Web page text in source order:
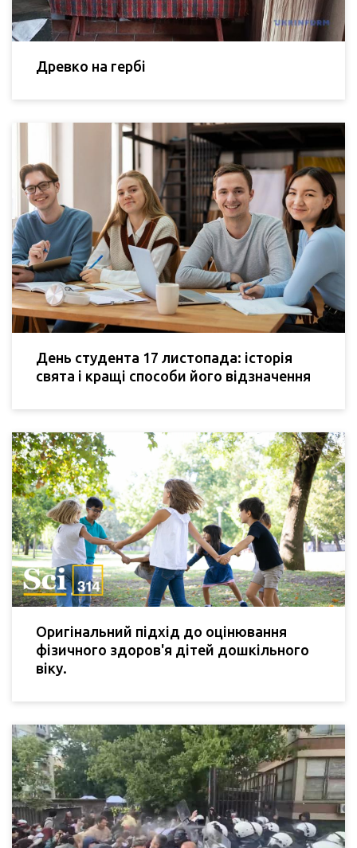
Древко на гербі
День студента 17 листопада: історія
свята і кращі способи його відзначення
Оригінальний підхід до оцінювання
фізичного здоров'я дітей дошкільного
віку.